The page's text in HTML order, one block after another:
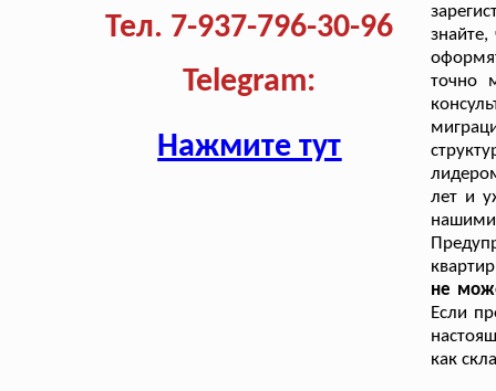
Тел. 7-937-796-30-96
Telegram:
Нажмите тут
точно
лет и
нашими
не
Если
как